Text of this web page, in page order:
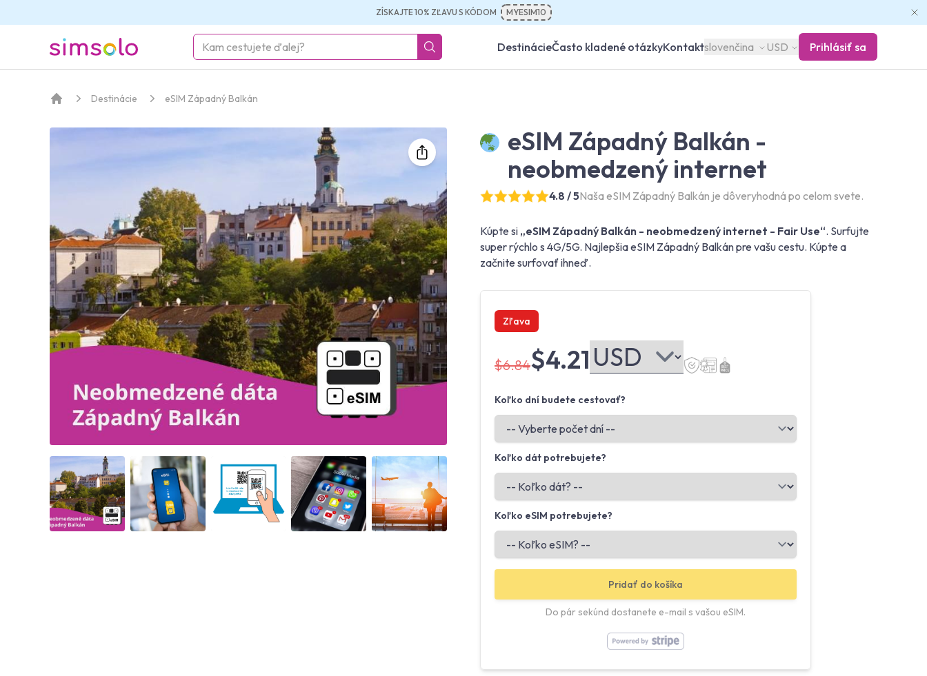
ZÍSKAJTE 10% ZĽAVU S KÓDOM MYESIM10
simsolo DestinácieČasto kladené otázkyKontaktslovenčina USD Prihlásiť sa
Destinácie eSIM Západný Balkán
Angled view Angled view Angled view Angled view Angled view
eSIM Západný Balkán -
neobmedzený internet
4.8 / 5Naša eSIM Západný Balkán je dôveryhodná po celom svete.
Kúpte si „eSIM Západný Balkán - neobmedzený internet - Fair Use“. Surfujte
super rýchlo s 4G/5G. Najlepšia eSIM Západný Balkán pre vašu cestu. Kúpte a
začnite surfovať ihneď.
Zľava
$6.84$4.21
Koľko dní budete cestovať?
Koľko dát potrebujete?
Koľko eSIM potrebujete?
Pridať do košíka
Do pár sekúnd dostanete e-mail s vašou eSIM.